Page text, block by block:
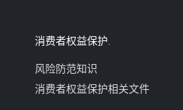
消费者权益保护
风险防范知识
消费者权益保护相关文件